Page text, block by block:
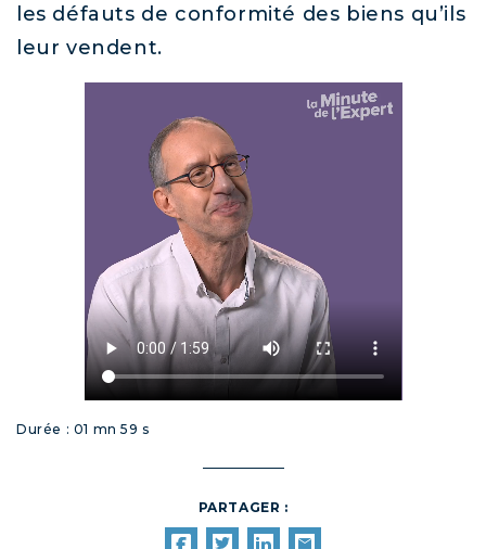
les défauts de conformité des biens qu’ils
leur vendent.
Durée : 01 mn 59 s
PARTAGER :